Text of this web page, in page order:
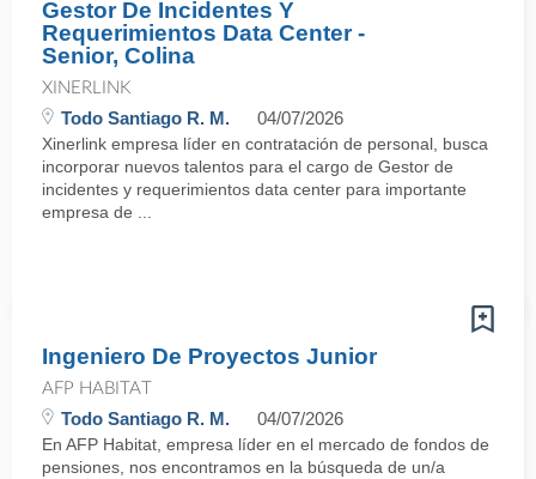
Gestor De Incidentes Y
Requerimientos Data Center -
Senior, Colina
XINERLINK
Todo Santiago R. M. 04/07/2026
Xinerlink empresa líder en contratación de personal, busca
incorporar nuevos talentos para el cargo de Gestor de
incidentes y requerimientos data center para importante
empresa de ...
Ingeniero De Proyectos Junior
AFP HABITAT
Todo Santiago R. M. 04/07/2026
En AFP Habitat, empresa líder en el mercado de fondos de
pensiones, nos encontramos en la búsqueda de un/a